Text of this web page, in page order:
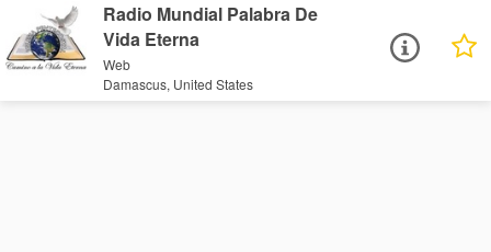
Radio Mundial Palabra De
Vida Eterna
Web
Damascus, United States